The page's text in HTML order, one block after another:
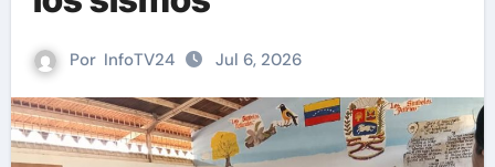
Por InfoTV24 Jul 6, 2026